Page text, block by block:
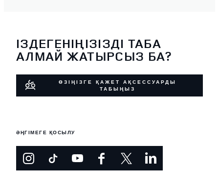
ІЗДЕГЕНІҢІЗІЗДІ ТАБА
АЛМАЙ ЖАТЫРСЫЗ БА?
ӨЗІҢІЗГЕ ҚАЖЕТ АҚСЕССУАРДЫ
ТАБЫҢЫЗ
ӘҢГІМЕГЕ ҚОСЫЛУ